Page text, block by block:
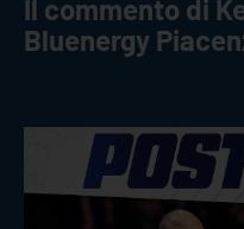
Il commento di
Bluenergy